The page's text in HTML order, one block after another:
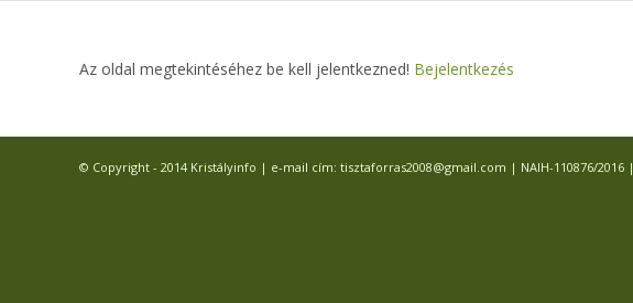
Az oldal megtekintéséhez be kell jelentkezned! Bejelentkezés
© Copyright - 2014 Kristályinfo | e-mail cím: tisztaforras2008@gmail.com | NAIH-110876/2016 |